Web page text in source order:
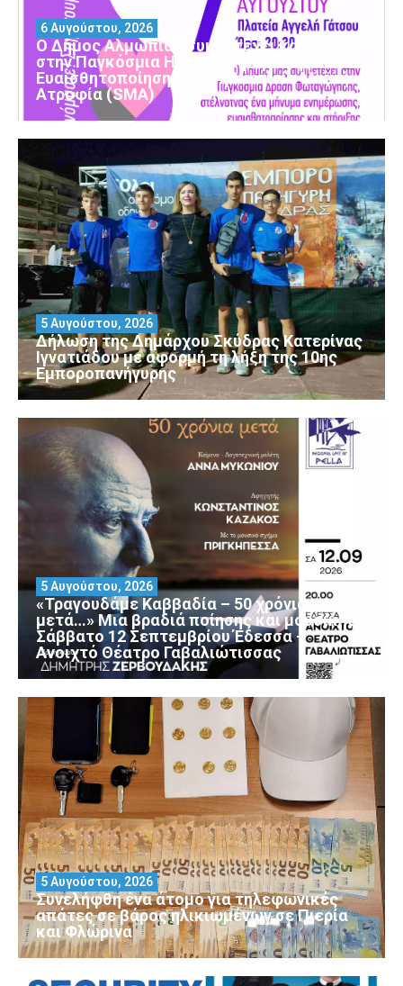
Ο Δήμος Αλμωπίας συμμετέχει και φέτος
στην Παγκόσμια Ημέρα Ενημέρωσης και
Ευαισθητοποίησης για τη Νωτιαία Μυϊκή
Ατροφία (SMA)
6 Αυγούστου, 2026
Δήλωση της Δημάρχου Σκύδρας Κατερίνας
Ιγνατιάδου με αφορμή τη λήξη της 10ης
Εμποροπανήγυρης
5 Αυγούστου, 2026
«Τραγουδάμε Καββαδία – 50 χρόνια
μετά…» Μια βραδιά ποίησης και μουσικής
Σάββατο 12 Σεπτεμβρίου Έδεσσα –
Ανοιχτό Θέατρο Γαβαλιώτισσας
5 Αυγούστου, 2026
Συνελήφθη ένα άτομο για τηλεφωνικές
απάτες σε βάρος ηλικιωμένων σε Πιερία
και Φλώρινα
5 Αυγούστου, 2026